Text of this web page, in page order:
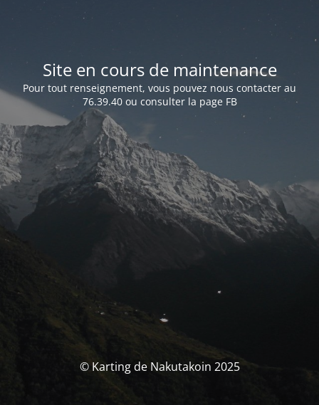
Site en cours de maintenance
Pour tout renseignement, vous pouvez nous contacter au
76.39.40 ou consulter la page FB
© Karting de Nakutakoin 2025